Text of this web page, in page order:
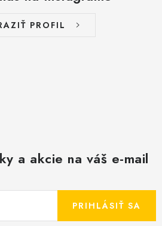
PROFIL
a akcie na váš e-mail
PRIHLÁSIŤ SA